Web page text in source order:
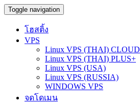
Toggle navigation
โฮสติ้ง
VPS
Linux VPS (THAI) CLOUD
Linux VPS (THAI) PLUS+
Linux VPS (USA)
Linux VPS (RUSSIA)
WINDOWS VPS
จดโดเมน